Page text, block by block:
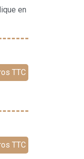
en
TTC
TTC